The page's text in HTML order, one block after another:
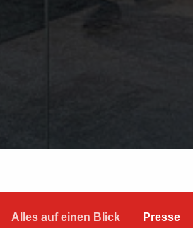
Alles auf einen Blick Presse